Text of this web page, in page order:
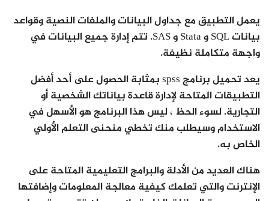
يعمل التطبيق مع جداول البيانات والملفات النصية وقواعد
بيانات SQL و Stata و SAS. تتم إدارة جميع البيانات في
واجهة متكاملة نظيفة.
يعد تحميل برنامج spss بمثابة الحصول على أحد أفضل
التطبيقات المتاحة لإدارة قاعدة بياناتك الشخصية أو
التجارية. لسوء الحظ ، ليس هذا البرنامج هو الأسهل في
الاستخدام وسيطلب منك تخطي منحنى التعلم الأولي
الخاص به.
هناك العديد من الأدلة والبرامج التعليمية المتاحة على
الإنترنت والتي تعلمك كيفية معالجة المعلومات وإضافتها